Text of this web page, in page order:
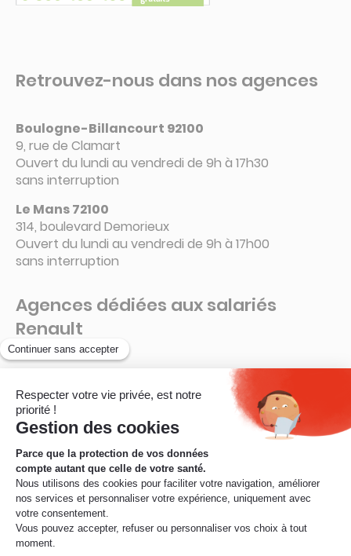
Retrouvez-nous dans nos agences
Boulogne-Billancourt 92100
9, rue de Clamart
Ouvert du lundi au vendredi de 9h à 17h30
sans interruption
Le Mans 72100
314, boulevard Demorieux
Ouvert du lundi au vendredi de 9h à 17h00
sans interruption
Agences dédiées aux salariés
Renault
La Ruche – Connecteur 6 A
Ouvert de 8h à 16h15
sans interruption
© Mobilité Mutuelle – 2026
Mentions légales
Protection des données